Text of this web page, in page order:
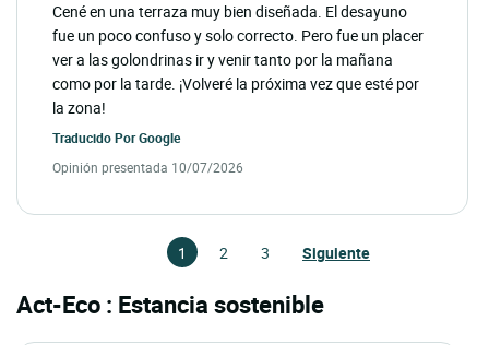
Cené en una terraza muy bien diseñada. El desayuno
fue un poco confuso y solo correcto. Pero fue un placer
ver a las golondrinas ir y venir tanto por la mañana
como por la tarde. ¡Volveré la próxima vez que esté por
la zona!
Traducido PorGoogle
Opinión presentada 10/07/2026
1 2 3 Siguiente
Act-Eco : Estancia sostenible